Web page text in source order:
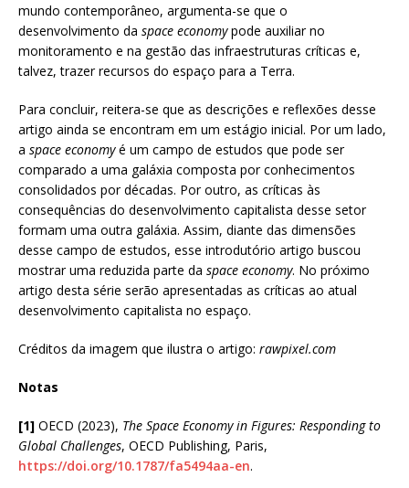
mundo contemporâneo, argumenta-se que o
desenvolvimento da space economypode auxiliar no
monitoramento e na gestão das infraestruturas críticas e,
talvez, trazer recursos do espaço para a Terra.
Para concluir, reitera-se que as descrições e reflexões desse
artigo ainda se encontram em um estágio inicial. Por um lado,
a space economyé um campo de estudos que pode ser
comparado a uma galáxia composta por conhecimentos
consolidados por décadas. Por outro, as críticas às
consequências do desenvolvimento capitalista desse setor
formam uma outra galáxia. Assim, diante das dimensões
desse campo de estudos, esse introdutório artigo buscou
mostrar uma reduzida parte da space economy. No próximo
artigo desta série serão apresentadas as críticas ao atual
desenvolvimento capitalista no espaço.
Créditos da imagem que ilustra o artigo: rawpixel.com
Notas
[1] OECD (2023), The Space Economy in Figures: Responding to
Global Challenges, OECD Publishing, Paris,
https://doi.org/10.1787/fa5494aa-en.